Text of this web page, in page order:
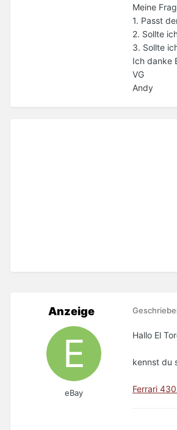
Meine
1. Passt
2. Sollte
3. Sollte
Ich danke
VG
Andy
Anzeige
eBay
Hallo El
kennst du
Ferrari